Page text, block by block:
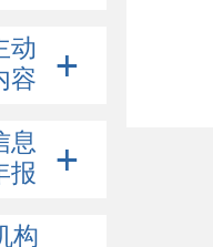
动
容
息
报
构